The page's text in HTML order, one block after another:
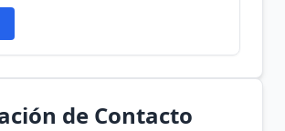
de Contacto